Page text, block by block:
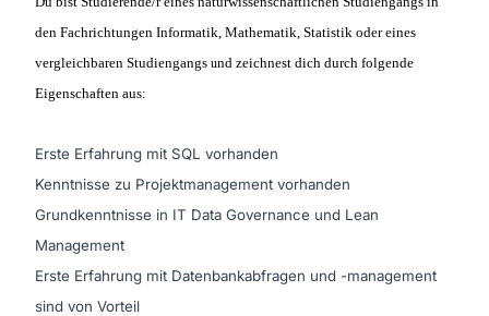
den Fachrichtungen Informatik, Mathematik, Statistik oder eines
vergleichbaren Studiengangs und zeichnest dich durch folgende
Eigenschaften aus:
Erste Erfahrung mit SQL vorhanden
Kenntnisse zu Projektmanagement vorhanden
Grundkenntnisse in IT Data Governance und Lean
Management
Erste Erfahrung mit Datenbankabfragen und -management
sind von Vorteil